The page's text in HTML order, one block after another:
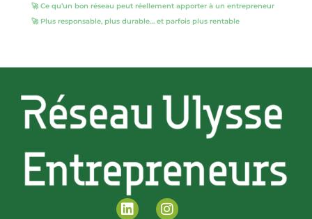
🚀 Ce qu’un bon réseau peut réellement apporter à un entrepreneur
🚀 Plus responsable, plus durable… et parfois plus rentable